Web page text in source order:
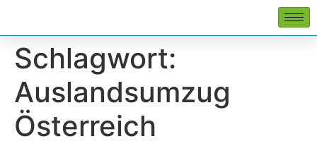
Schlagwort:
Auslandsumzug
Österreich